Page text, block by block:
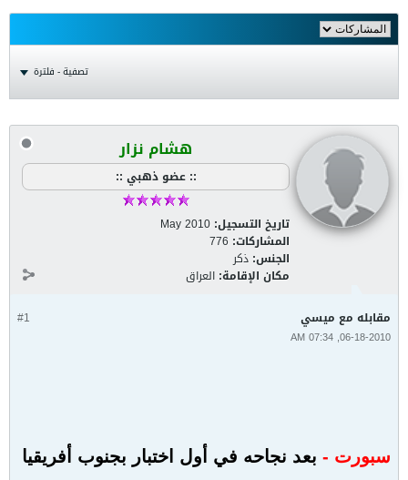
تصفية - فلترة
هشام نزار
:: عضو ذهبي ::
تاريخ التسجيل: May 2010
المشاركات: 776
الجنس: ذكر
مكان الإقامة: العراق
#1 مقابله مع ميسي
06-18-2010, 07:34 AM
سبورت - بعد نجاحه في أول اختبار بجنوب أفريقيا